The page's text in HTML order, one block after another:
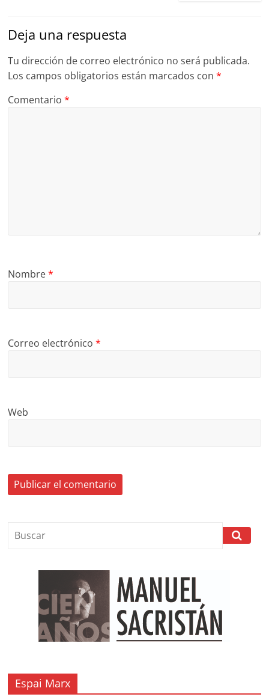
Deja una respuesta
Tu dirección de correo electrónico no será publicada.
Los campos obligatorios están marcados con*
Comentario*
Nombre*
Correo electrónico*
Web
Espai Marx